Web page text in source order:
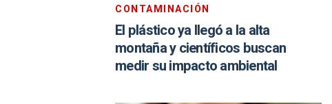
CONTAMINACIÓN
El plástico ya llegó a la alta
montaña y científicos buscan
medir su impacto ambiental